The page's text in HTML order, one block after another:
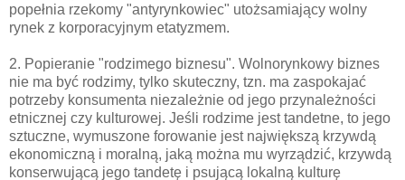
popełnia rzekomy "antyrynkowiec" utożsamiający wolny
rynek z korporacyjnym etatyzmem.
2. Popieranie "rodzimego biznesu". Wolnorynkowy biznes
nie ma być rodzimy, tylko skuteczny, tzn. ma zaspokajać
potrzeby konsumenta niezależnie od jego przynależności
etnicznej czy kulturowej. Jeśli rodzime jest tandetne, to jego
sztuczne, wymuszone forowanie jest największą krzywdą
ekonomiczną i moralną, jaką można mu wyrządzić, krzywdą
konserwującą jego tandetę i psującą lokalną kulturę